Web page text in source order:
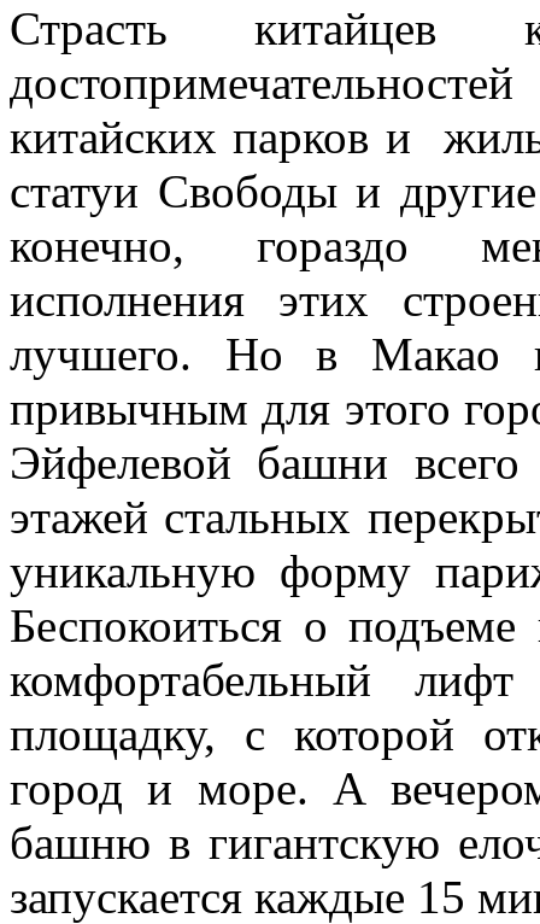
Страсть китайцев
китайских парков и
статуи Свободы и
конечно, гораздо
исполнения этих
лучшего. Но в Макао
привычным для этого
Эйфелевой башни
этажей стальных
уникальную форму
Беспокоиться о
комфортабельный
площадку, с которой
город и море. А
башню в гигантскую
запускается каждые 15